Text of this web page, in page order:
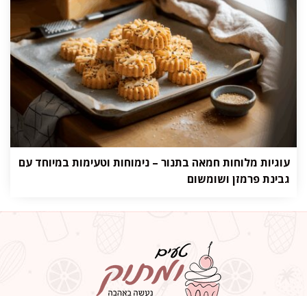
עוגיות מלוחות חמאה בתנור – נימוחות וטעימות במיוחד עם
גבינת פרמזן ושומשום